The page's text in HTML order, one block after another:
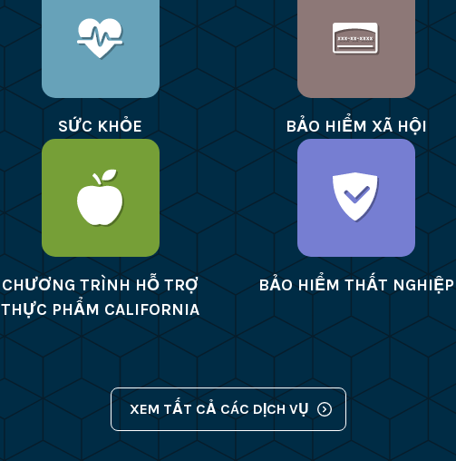
SỨC KHỎE BẢO HIỂM XÃ HỘI
CHƯƠNG TRÌNH HỖ TRỢ
THỰC PHẨM CALIFORNIA
BẢO HIỂM THẤT NGHIỆP
XEM TẤT CẢ CÁC DỊCH VỤ